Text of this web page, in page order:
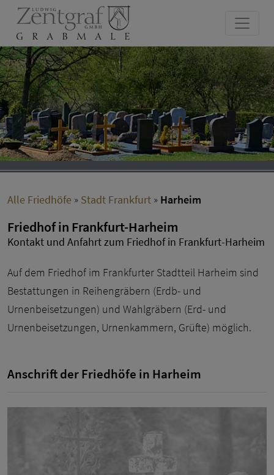
Alle Friedhöfe » Stadt Frankfurt » Harheim
Friedhof in Frankfurt-Harheim
Kontakt und Anfahrt zum Friedhof in Frankfurt-Harheim
Auf dem Friedhof im Frankfurter Stadtteil Harheim sind
Bestattungen in Reihengräbern (Erdb- und
Urnenbeisetzungen) und Wahlgräbern (Erd- und
Urnenbeisetzungen, Urnenkammern, Grüfte) möglich.
Anschrift der Friedhöfe in Harheim